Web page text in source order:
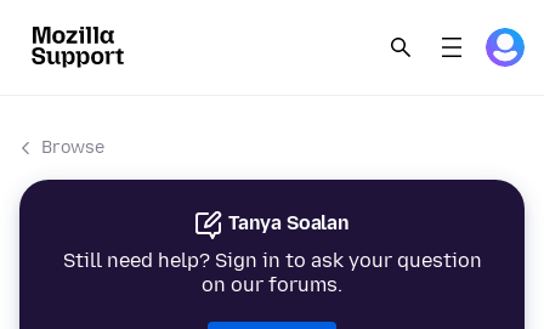
Browse
Tanya Soalan
Still need help? Sign in to ask your question
on our forums.